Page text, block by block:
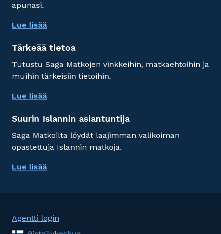
apunasi.
Lue lisää
Tärkeää tietoa
Tutustu Saga Matkojen vinkkeihin, matkaehtoihin ja
muihin tärkeisiin tietoihin.
Lue lisää
Suurin Islannin asiantuntija
Saga Matkoilta löydät laajimman valikoiman
opastettuja Islannin matkoja.
Lue lisää
Agentti login